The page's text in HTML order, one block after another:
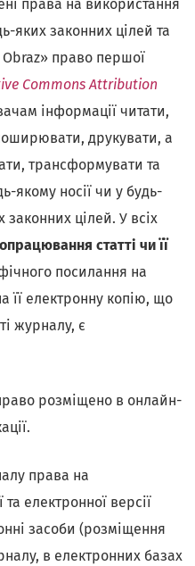
права на використання
яких законних цілей та
право першої
Commons Attribution
інформації читати,
друкувати, а
трансформувати та
якому носії чи у будь-
цілей. У всіх
статті чи її
посилання на
її електронну копію, що
журналу, є
розміщено в онлайн-
права на
електронної версії
засоби (розміщення
в електронних базах